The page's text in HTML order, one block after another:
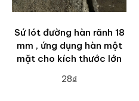
Sứ lót đường hàn rãnh 18
mm , ứng dụng hàn một
mặt cho kích thước lớn
28₫